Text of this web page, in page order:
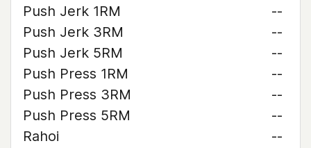
Push Jerk 1RM
--
Push Jerk 3RM
--
Push Jerk 5RM
--
Push Press 1RM
--
Push Press 3RM
--
Push Press 5RM
--
Rahoi
--